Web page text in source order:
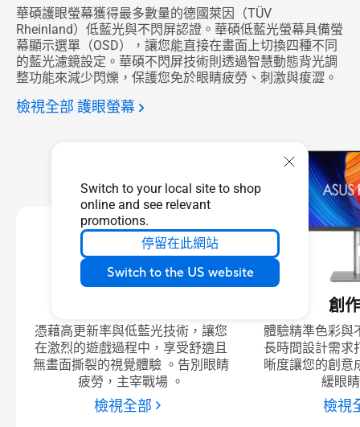
Switch to your local site to shop
online and see relevant
promotions.
停留在此網站
Switch to the US website
華碩護眼螢幕獲得最多數量的德國萊因（TÜV
Rheinland）低藍光與不閃屏認證。華碩低藍光螢幕具備螢
幕顯示選單（OSD），讓您能直接在畫面上切換四種不同
的藍光濾鏡設定。華碩不閃屏技術則透過智慧動態背光調
整功能來減少閃爍，保護您免於眼睛疲勞、刺激與痠澀。
檢視全部 護眼螢幕
憑藉高更新率與低藍光技術，讓您
在激烈的遊戲過程中，享受舒適且
無畫面撕裂的視覺體驗 。告別眼睛
疲勞，主宰戰場 。
檢視全部
創
體驗精準色彩與
長時間設計需求
晰度讓您的創意
緩眼
檢視